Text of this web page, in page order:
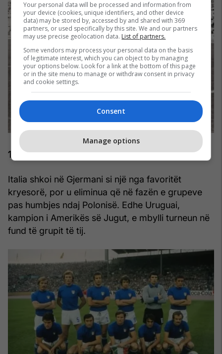
1974 — Rënia e Italisë
Italia shkoi në Gjermani si një nga favoritët
kryesorë, por u eliminua që në fazën e grupeve
pas humbjes ndaj Polonisë. Edhe Uruguai,
kampion i Amerikës së Jugut, e mbylli turneun në
fund të grupit të tij.
Your personal data will be processed and information from
your device (cookies, unique identifiers, and other device
data) may be stored by, accessed by and shared with 369
partners, or used specifically by this site. We and our partners
may use precise geolocation data. List of partners.
Some vendors may process your personal data on the basis
of legitimate interest, which you can object to by managing
your options below. Look for a link at the bottom of this page
or in the site menu to manage or withdraw consent in privacy
and cookie settings.
Consent
Manage options